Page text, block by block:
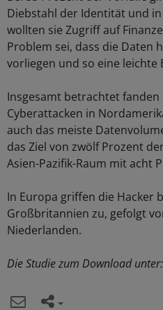
Diebstahl der Identität und
wollten sie Zugriff auf
Problem sei, dass die Daten
vorliegen und so eine leichte
Insgesamt betrachtet
Cyberattacken in
auch das meiste
das Ziel von zwölf Prozent
Asien-Pazifik-Raum mit acht
In Europa griffen die Hacker
Großbritannien zu, gefolgt
Niederlanden.
Die Studie zum Download unter: